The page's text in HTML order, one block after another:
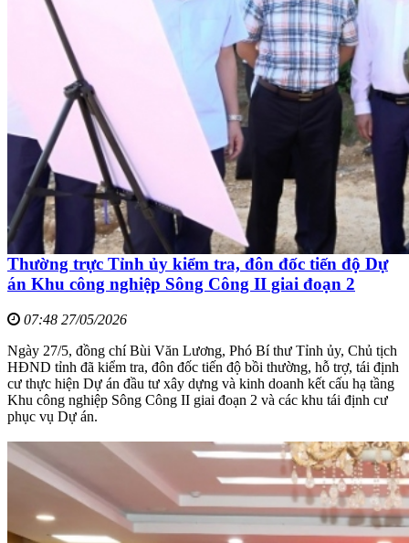
Thường trực Tỉnh ủy kiểm tra, đôn đốc tiến độ Dự
án Khu công nghiệp Sông Công II giai đoạn 2
07:48 27/05/2026
Ngày 27/5, đồng chí Bùi Văn Lương, Phó Bí thư Tỉnh ủy, Chủ tịch
HĐND tỉnh đã kiểm tra, đôn đốc tiến độ bồi thường, hỗ trợ, tái định
cư thực hiện Dự án đầu tư xây dựng và kinh doanh kết cấu hạ tầng
Khu công nghiệp Sông Công II giai đoạn 2 và các khu tái định cư
phục vụ Dự án.